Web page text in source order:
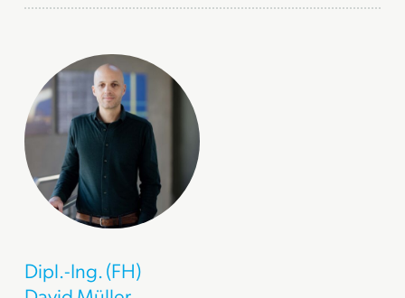
Dipl.-Ing. (FH)